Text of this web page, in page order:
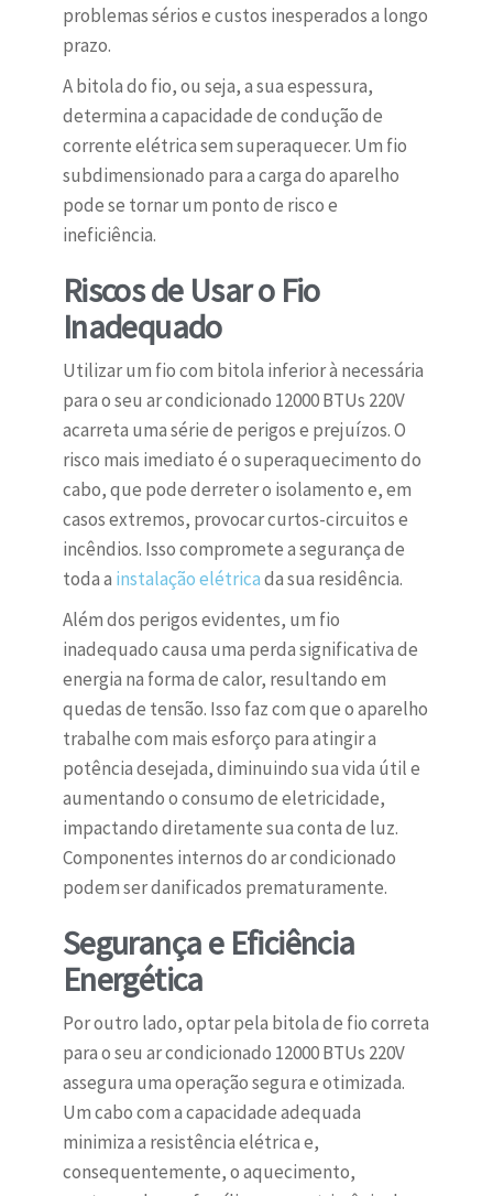
problemas sérios e custos inesperados a longo
prazo.
A bitola do fio, ou seja, a sua espessura,
determina a capacidade de condução de
corrente elétrica sem superaquecer. Um fio
subdimensionado para a carga do aparelho
pode se tornar um ponto de risco e
ineficiência.
Riscos de Usar o Fio
Inadequado
Utilizar um fio com bitola inferior à necessária
para o seu ar condicionado 12000 BTUs 220V
acarreta uma série de perigos e prejuízos. O
risco mais imediato é o superaquecimento do
cabo, que pode derreter o isolamento e, em
casos extremos, provocar curtos-circuitos e
incêndios. Isso compromete a segurança de
toda a instalação elétricada sua residência.
Além dos perigos evidentes, um fio
inadequado causa uma perda significativa de
energia na forma de calor, resultando em
quedas de tensão. Isso faz com que o aparelho
trabalhe com mais esforço para atingir a
potência desejada, diminuindo sua vida útil e
aumentando o consumo de eletricidade,
impactando diretamente sua conta de luz.
Componentes internos do ar condicionado
podem ser danificados prematuramente.
Segurança e Eficiência
Energética
Por outro lado, optar pela bitola de fio correta
para o seu ar condicionado 12000 BTUs 220V
assegura uma operação segura e otimizada.
Um cabo com a capacidade adequada
minimiza a resistência elétrica e,
consequentemente, o aquecimento,